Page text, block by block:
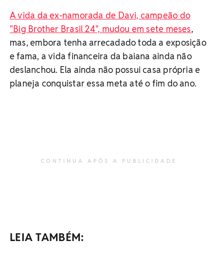
A vida da ex-namorada de Davi, campeão do
"Big Brother Brasil 24", mudou em sete meses,
mas, embora tenha arrecadado toda a exposição
e fama, a vida financeira da baiana ainda não
deslanchou. Ela ainda não possui casa própria e
planeja conquistar essa meta até o fim do ano.
CONTINUA APÓS A PUBLICIDADE
LEIA TAMBÉM: